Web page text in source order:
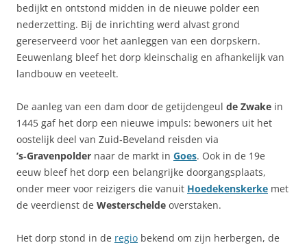
bedijkt en ontstond midden in de nieuwe polder een
nederzetting. Bij de inrichting werd alvast grond
gereserveerd voor het aanleggen van een dorpskern.
Eeuwenlang bleef het dorp kleinschalig en afhankelijk van
landbouw en veeteelt.
De aanleg van een dam door de getijdengeul de Zwake in
1445 gaf het dorp een nieuwe impuls: bewoners uit het
oostelijk deel van Zuid‑Beveland reisden via
’s‑Gravenpolder naar de markt in Goes. Ook in de 19e
eeuw bleef het dorp een belangrijke doorgangsplaats,
onder meer voor reizigers die vanuit Hoedekenskerke met
de veerdienst de Westerschelde overstaken.
Het dorp stond in de regio bekend om zijn herbergen, de